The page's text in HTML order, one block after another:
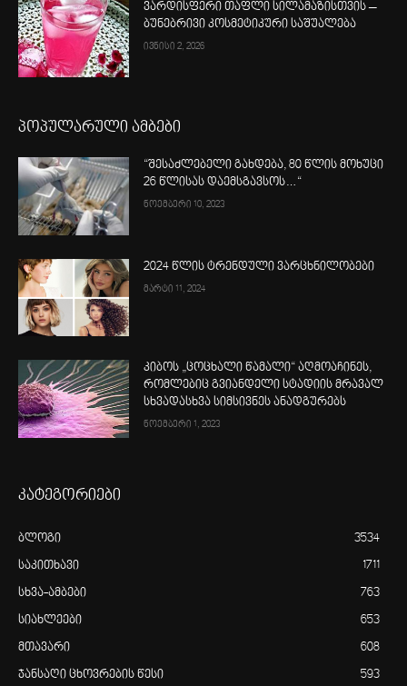
ვარდისფერი თაფლი სილამაზისთვის –
ბუნებრივი კოსმეტიკური საშუალება
ივნისი 2, 2026
პოპულარული ამბები
“შესაძლებელი გახდება, 80 წლის მოხუცი
26 წლისას დაემსგავსოს…“
ნოემბერი 10, 2023
2024 წლის ტრენდული ვარცხნილობები
მარტი 11, 2024
კიბოს „ცოცხალი წამალი“ აღმოაჩინეს,
რომლებიც გვიანდელი სტადიის მრავალ
სხვადასხვა სიმსივნეს ანადგურებს
ნოემბერი 1, 2023
კატეგორიები
ბლოგი 3534
საკითხავი 1711
სხვა-ამბები 763
სიახლეები 653
მთავარი 608
ჯანსაღი ცხოვრების წესი 593